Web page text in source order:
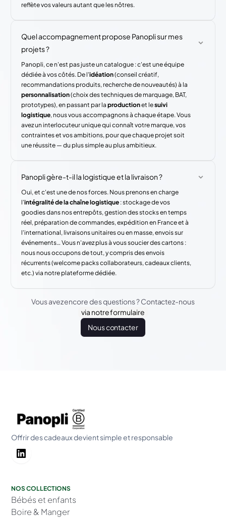
reflète vos valeurs autant que les nôtres.
Quel accompagnement propose Panopli sur mes
projets ?
Panopli, ce n'est pas juste un catalogue : c'est une équipe
dédiée à vos côtés. De l'idéation(conseil créatif,
recommandations produits, recherche de nouveautés) à la
personnalisation(choix des techniques de marquage, BAT,
prototypes), en passant par laproductionet lesuivi
logistique, nous vous accompagnons à chaque étape. Vous
avez un interlocuteur unique qui connaît votre marque, vos
contraintes et vos ambitions, pour que chaque projet soit
une réussite — du plus simple au plus ambitieux.
Panopli gère-t-il la logistique et la livraison ?
Oui, et c'est une de nos forces. Nous prenons en charge
l'intégralité de la chaîne logistique : stockage de vos
goodies dans nos entrepôts, gestion des stocks en temps
réel, préparation de commandes, expédition en France et à
l'international, livraisons unitaires ou en masse, envois sur
événements… Vous n'avez plus à vous soucier des cartons :
nous nous occupons de tout, y compris des envois
récurrents (welcome packs collaborateurs, cadeaux clients,
etc.) via notre plateforme dédiée.
Vous avez encore des questions ? Contactez-nous
via notre formulaire
Nous contacter
Offrir des cadeaux devient simple et responsable
NOS COLLECTIONS
Bébés et enfants
Boire & Manger